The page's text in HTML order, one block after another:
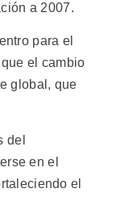
a 2007.
para el
el cambio
global, que
del
en el
el